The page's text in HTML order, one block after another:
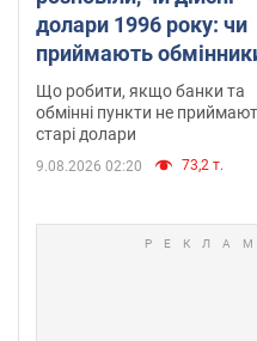
долари 1996 року: чи
приймають
та банки такі купюри
Що робити, якщо банки та
обмінні пункти не
старі долари
9.08.2026 02:20 73,2 т.